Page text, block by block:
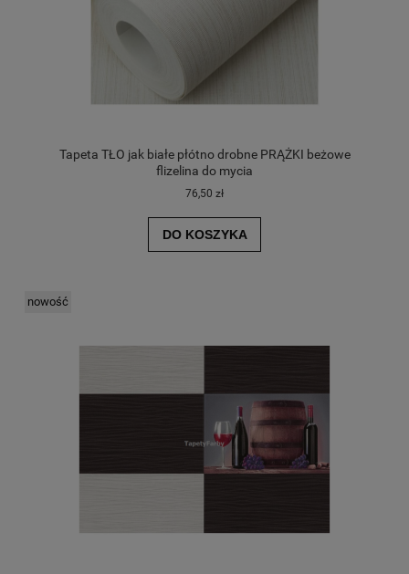
Tapeta TŁO jak białe płótno drobne PRĄŻKI beżowe
flizelina do mycia
76,50 zł
DO KOSZYKA
nowość